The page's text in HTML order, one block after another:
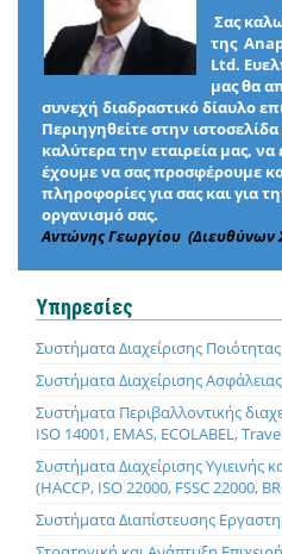
Σας
της
Ltd.
μας θα
συνεχή διαδραστικό δίαυλο
Περιηγηθείτε στην
καλύτερα την εταιρεία μας,
έχουμε να σας προσφέρουμε
πληροφορίες για σας και για
οργανισμό σας.
Αντώνης Γεωργίου (Διευθύνων
Υπηρεσίες
Συστήματα Διαχείρισης
Συστήματα Διαχείρισης
Συστήματα Περιβαλλοντικής
ISO 14001, EMAS, ECOLABEL,
Συστήματα Διαχείρισης Υγιεινής
(HACCP, ISO 22000, FSSC 22000,
Συστήματα Διαπίστευσης